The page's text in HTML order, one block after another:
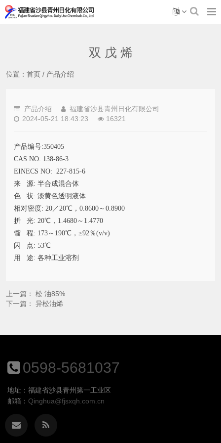
双 戊 烯
位置： 首页 / 产品介绍
产品介绍
福建省沙县青州日化有限公司
2024-05-21 18:43:23
16321
产品编号:350405
CAS NO: 138-86-3
EINECS NO: 227-815-6
来 源: 半合成混合体
色 状: 淡黄色透明液体
相对密度: 20／20℃，0.8600～0.8900
折 光: 20℃，1.4680～1.4770
馏 程: 173～190℃，≥92％(v/v)
闪 点: 53℃
用 途: 各种工业溶剂
上一篇： 松 油85%
下一篇： 异松油烯
0598-5681037
地址：福建省沙县青州第一工业区
邮箱： Qinghua@fjsxqh.com.cn